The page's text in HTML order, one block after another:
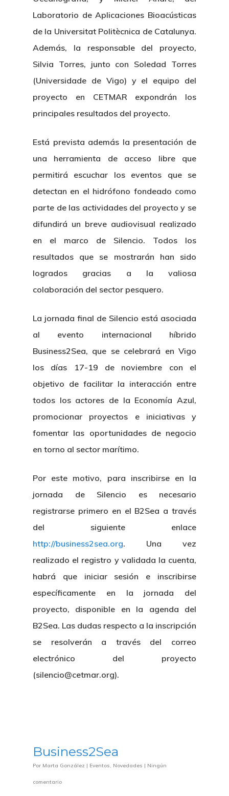
Laboratorio de Aplicaciones Bioacústicas
de la Universitat Politècnica de Catalunya.
Además, la responsable del proyecto,
Silvia Torres, junto con Soledad Torres
(Universidade de Vigo) y el equipo del
proyecto en CETMAR expondrán los
principales resultados del proyecto.
Está prevista además la presentación de
una herramienta de acceso libre que
permitirá escuchar los eventos que se
detectan en el hidrófono fondeado como
parte de las actividades del proyecto y se
difundirá un breve audiovisual realizado
en el marco de Silencio. Todos los
resultados que se mostrarán han sido
logrados gracias a la valiosa
colaboración del sector pesquero.
La jornada final de Silencio está asociada
al evento internacional híbrido
Business2Sea, que se celebrará en Vigo
los días 17-19 de noviembre con el
objetivo de facilitar la interacción entre
todos los actores de la Economía Azul,
promocionar proyectos e iniciativas y
fomentar las oportunidades de negocio
en torno al sector marítimo.
Por este motivo, para inscribirse en la
jornada de Silencio es necesario
registrarse primero en el B2Sea a través
del siguiente enlace
http://business2sea.org. Una vez
realizado el registro y validada la cuenta,
habrá que iniciar sesión e inscribirse
específicamente en la jornada del
proyecto, disponible en la agenda del
B2Sea. Las dudas respecto a la inscripción
se resolverán a través del correo
electrónico del proyecto
(silencio@cetmar.org).
Business2Sea
Por Marta González | Eventos, Novedades | Ningún
comentario
Corporativa
Logo CETMAR
Centro De
Boletín De Noticias
Licitaciones
Gobierno
Plan De Igualdad